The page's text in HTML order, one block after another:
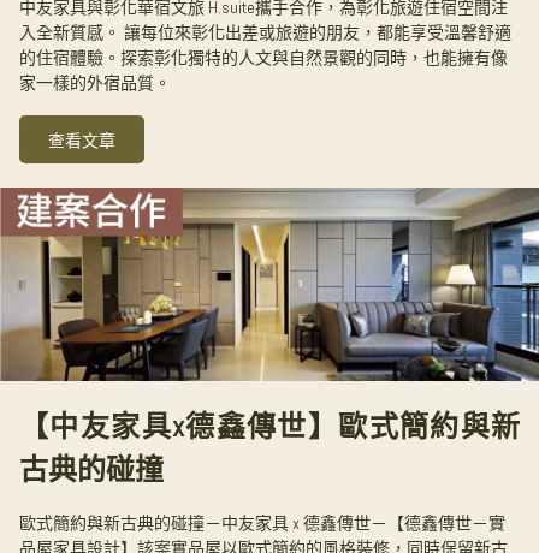
中友家具與彰化華宿文旅 H.suite攜手合作，為彰化旅遊住宿空間注
入全新質感。 讓每位來彰化出差或旅遊的朋友，都能享受溫馨舒適
的住宿體驗。探索彰化獨特的人文與自然景觀的同時，也能擁有像
家一樣的外宿品質。
查看文章
【中友家具x德鑫傳世】歐式簡約與新
古典的碰撞
歐式簡約與新古典的碰撞－中友家具 x 德鑫傳世－【德鑫傳世－實
品屋家具設計】該案實品屋以歐式簡約的風格裝修，同時保留新古